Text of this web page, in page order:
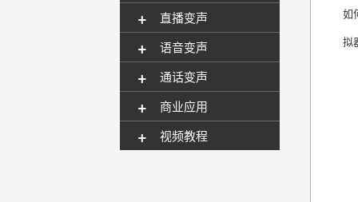
直播变声
+
语音变声
+
通话变声
+
商业应用
+
视频教程
+
如
拟